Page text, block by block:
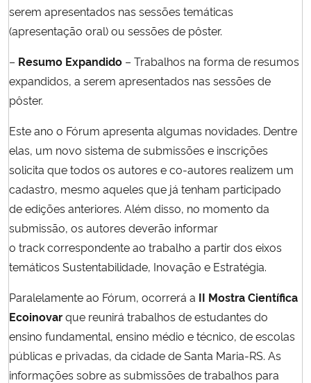
Secretaria de Governo
Advocacia-Geral da União
Banco Central do Brasil
serem apresentados nas sessões temáticas
(apresentação oral) ou sessões de pôster.
– Resumo Expandido – Trabalhos na forma de resumos
expandidos, a serem apresentados nas sessões de
pôster.
Este ano o Fórum apresenta algumas novidades. Dentre
elas, um novo sistema de submissões e inscrições
solicita que todos os autores e co-autores realizem um
cadastro, mesmo aqueles que já tenham participado
de edições anteriores. Além disso, no momento da
submissão, os autores deverão informar
o track correspondente ao trabalho a partir dos eixos
temáticos Sustentabilidade, Inovação e Estratégia.
Paralelamente ao Fórum, ocorrerá a II Mostra Científica
Ecoinovarque reunirá trabalhos de estudantes do
ensino fundamental, ensino médio e técnico, de escolas
públicas e privadas, da cidade de Santa Maria-RS. As
informações sobre as submissões de trabalhos para